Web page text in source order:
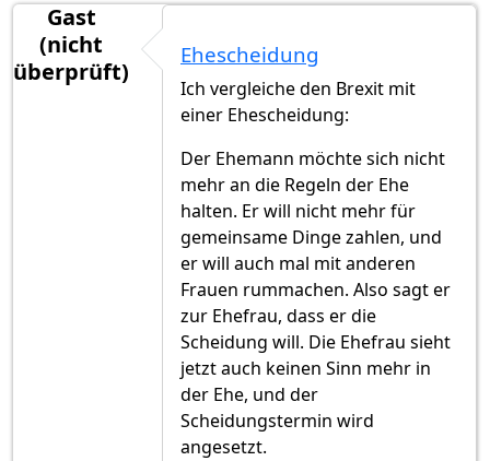
Gast
(nicht
überprüft)
Ehescheidung
Ich vergleiche den Brexit mit
einer Ehescheidung:
Der Ehemann möchte sich nicht
mehr an die Regeln der Ehe
halten. Er will nicht mehr für
gemeinsame Dinge zahlen, und
er will auch mal mit anderen
Frauen rummachen. Also sagt er
zur Ehefrau, dass er die
Scheidung will. Die Ehefrau sieht
jetzt auch keinen Sinn mehr in
der Ehe, und der
Scheidungstermin wird
angesetzt.